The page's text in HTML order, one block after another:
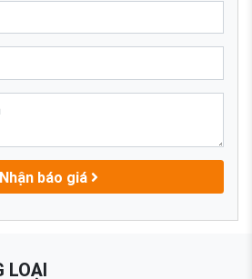
Nhận báo giá
LOẠI